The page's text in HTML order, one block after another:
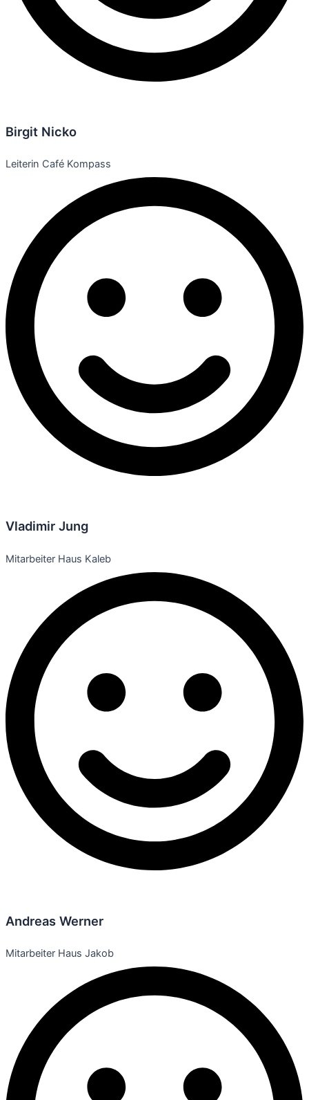
Birgit Nicko
Leiterin Café Kompass
Vladimir Jung
Mitarbeiter Haus Kaleb
Andreas Werner
Mitarbeiter Haus Jakob